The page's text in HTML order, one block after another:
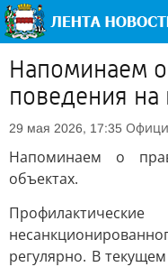
Напоминаем
поведения
29 мая 2026, 17:35
Напоминаем о
объектах.
регулярно. В